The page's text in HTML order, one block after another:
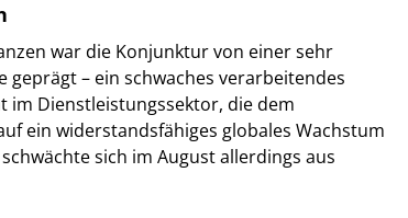
war die Konjunktur von einer sehr
– ein schwaches verarbeitendes
im Dienstleistungssektor, die dem
ein widerstandsfähiges globales Wachstum
sich im August allerdings aus